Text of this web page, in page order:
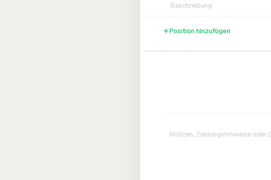
Position hinzufügen